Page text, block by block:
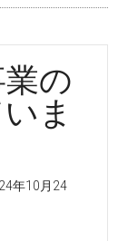
の
ま
年10月24